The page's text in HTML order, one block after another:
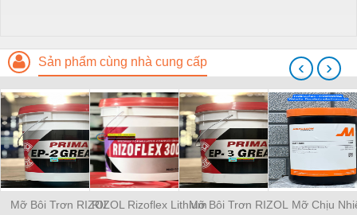
Sản phẩm cùng nhà cung cấp
Mỡ Bôi Trơn RIZOLRIZOL Rizoflex LithiumMỡ Bôi Trơn RIZOL Mỡ Chịu
‹ ›